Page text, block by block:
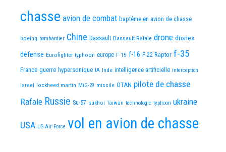
chasse avion de combat baptême en avion de chasse
boeing bombardier Chine Dassault Dassault Rafale drone drones
défense Eurofighter typhoon europe F-15 f-16 F-22 Raptor f-35
France guerre hypersonique IA Inde intelligence artificielle interception
israel lockheed martin MiG-29 missile OTAN pilote de chasse
Rafale Russie Su-57 sukhoi Taiwan technologie typhoon ukraine
USA US Air Force vol en avion de chasse